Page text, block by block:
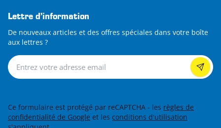
Lettre d’information
De nouveaux articles et des offres spéciales dans votre boîte
aux lettres ?
Lettre d’information
Ce formulaire est protégé par reCAPTCHA - les règles de
confidentialité de Google et les conditions d'utilisation